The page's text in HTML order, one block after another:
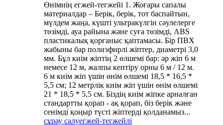
Өнімнің егжей-тегжейі 1. Жоғары сапалы
материалдар – Берік, берік, тот баспайтын,
мүлдем жаңа, күшті ультракүлгін сәулелерге
төзімді, ауа райына және суға төзімді, ABS
пластикалық қорғаныс қаптамасы. Бір ПВХ
жабыны бар полиэфирлі жіптер, диаметрі 3,0
мм. Бұл киім жіптің 2 өлшемі бар: әр жіп 6 м
немесе 12 м, жалпы кептіру орны 6 м / 12 м.
6 м киім жіп үшін өнім өлшемі 18,5 * 16,5 *
5,5 см; 12 метрлік киім жіп үшін өнім өлшемі
21 * 18,5 * 5,5 см. Біздің киім жіпке арналған
стандартты қорап - ақ қорап, біз берік және
сенімді қоңыр түсті жіптерді қолданамыз...
сұрау салуегжей-тегжейлі